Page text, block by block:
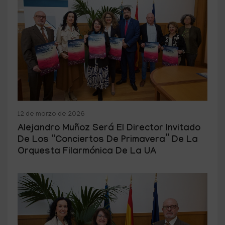
12 de marzo de 2026
Alejandro Muñoz Será El Director Invitado
De Los “Conciertos De Primavera” De La
Orquesta Filarmónica De La UA